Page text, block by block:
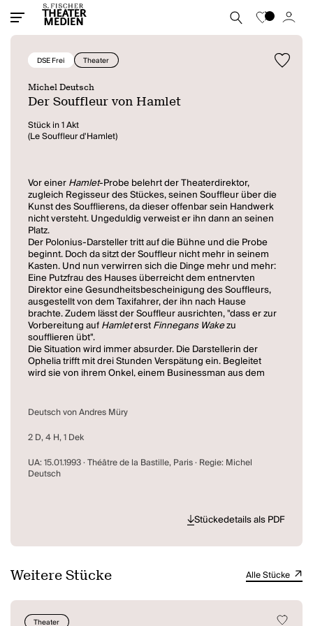
DSE Frei Theater
Michel Deutsch
Der Souffleur von Hamlet
Stück in 1 Akt
(Le Souffleur d'Hamlet)
Vor einerHamlet-Probe belehrt der Theaterdirektor,
zugleich Regisseur des Stückes, seinen Souffleur über die
Kunst des Soufflierens, da dieser offenbar sein Handwerk
nicht versteht. Ungeduldig verweist er ihn dann an seinen
Platz.
Der Polonius-Darsteller tritt auf die Bühne und die Probe
beginnt. Doch da sitzt der Souffleur nicht mehr in seinem
Kasten. Und nun verwirren sich die Dinge mehr und mehr:
Eine Putzfrau des Hauses überreicht dem entnervten
Direktor eine Gesundheitsbescheinigung des Souffleurs,
ausgestellt von dem Taxifahrer, der ihn nach Hause
brachte. Zudem lässt der Souffleur ausrichten, "dass er zur
Vorbereitung aufHamleterstFinnegans Wakezu
soufflieren übt".
Die Situation wird immer absurder. Die Darstellerin der
Ophelia trifft mit drei Stunden Verspätung ein. Begleitet
wird sie von ihrem Onkel, einem Businessman aus dem
"--- Weigere mich in den Kasten zurückzukehren - stop ...
Das Theater braucht keinen Souffleur mehr. Also adieu.
Die Zeit ist abgelaufen. Der Atem gehört Ihnen. Ich bin die
Höhe."
Die Verwirrung ist komplett und das Stück endet im Chaos.
Während die Mitglieder des Ensembles auf der Bühne die
Kontrolle über sich verlieren, deklamiert hoch oben auf
Deutsch von Andres Müry
2 D, 4 H, 1 Dek
UA: 15.01.1993 · Théâtre de la Bastille, Paris · Regie: Michel
Deutsch
Stückedetails als PDF
Weitere Stücke Alle Stücke
Theater